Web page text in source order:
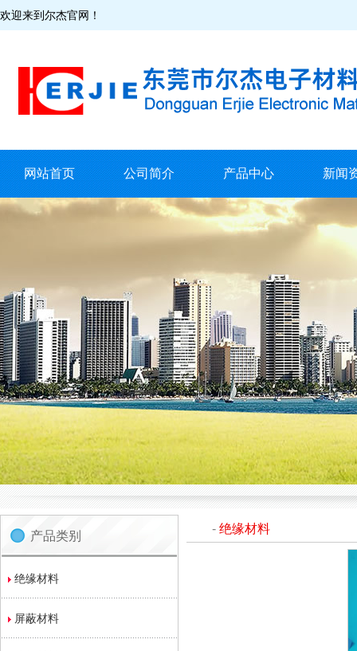
欢迎来到尔杰官网！
网站首页 公司简介 产品中心 新闻
产品类别
绝缘材料
屏蔽材料
- 绝缘材料